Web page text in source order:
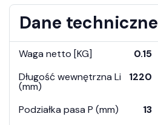
Dane techniczne
Waga netto [KG]
0.15
Długość wewnętrzna Li
(mm)
1220
Podziałka pasa P (mm)
13